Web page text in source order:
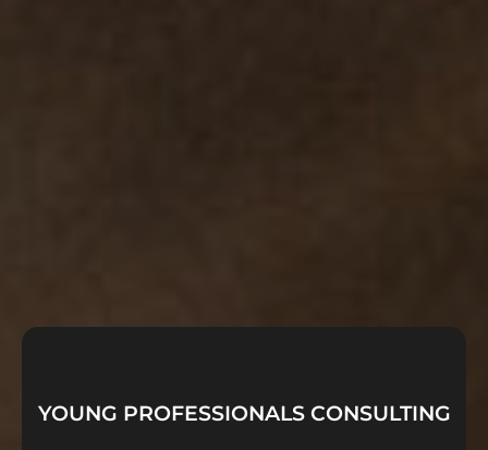
YOUNG PROFESSIONALS CONSULTING